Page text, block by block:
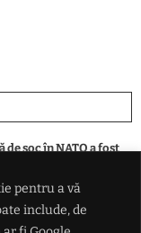
pentru a vă
include, de
de șoc în NATO a fost
la Spitalul